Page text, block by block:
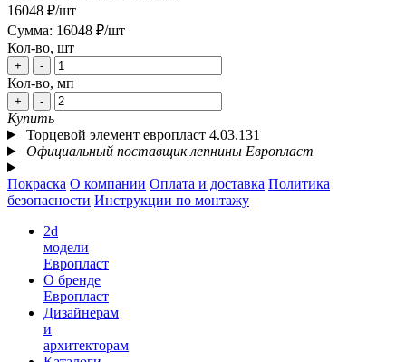
16048 ₽/шт
Сумма: 16048 ₽/шт
Кол-во, шт
+ -
Кол-во, мп
+ -
Купить
Торцевой элемент европласт 4.03.131
Официальный поставщик лепнины Европласт
Покраска О компании Оплата и доставка Политика
безопасности Инструкции по монтажу
2d
модели
Европласт
О бренде
Европласт
Дизайнерам
и
архитекторам